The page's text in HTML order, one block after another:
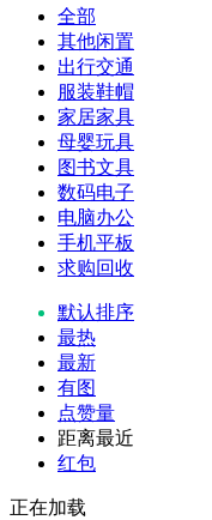
全部
其他闲置
出行交通
服装鞋帽
家居家具
母婴玩具
图书文具
数码电子
电脑办公
手机平板
求购回收
默认排序
最热
最新
有图
点赞量
距离最近
红包
正在加载